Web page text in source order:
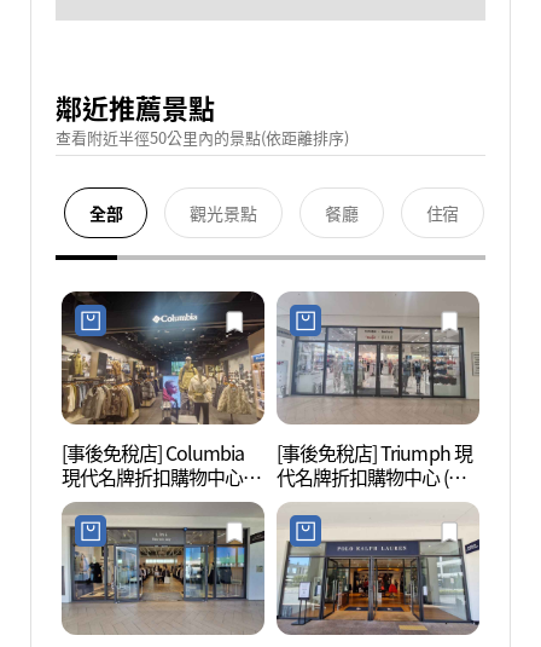
鄰近推薦景點
查看附近半徑50公里內的景點(依距離排序)
全部 觀光景點 餐廳 住宿
[事後免稅店] Columbia
現代名牌折扣購物中心
(金浦店)(컬럼비아 현대프
리미엄아울렛 김포점)
[事後免稅店] Triumph 現
代名牌折扣購物中心 (金
浦店)(트라이엄프 현대프
리미엄아울렛 김포점)